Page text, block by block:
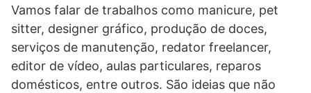
Vamos falar de trabalhos como manicure, pet
sitter, designer gráfico, produção de doces,
serviços de manutenção, redator freelancer,
editor de vídeo, aulas particulares, reparos
domésticos, entre outros. São ideias que não